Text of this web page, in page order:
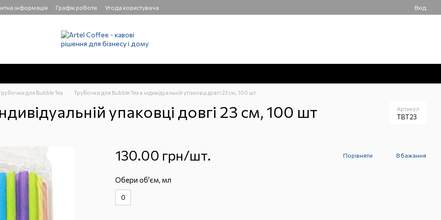
інформація Графік роботи Угода користувача Вхід
для Bubble Tea Трубочки для Bubble Tea в індивідуальній упаковці довгі 23 см, 100 шт
упаковці довгі 23 см, 100 шт Артикул
TBT23
130.00 грн/шт. Порівняти В бажання
Обери об'єм, мл
0